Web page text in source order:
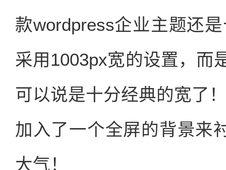
款wordpress企业主题还
采用1003px宽的设置，而
可以说是十分经典的宽了
加入了一个全屏的背景来
大气！